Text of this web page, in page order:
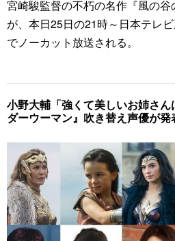
宮崎駿監督の不朽の名作『風の谷
が、本日25日の21時～日本テレ
でノーカット放送される。
小野大輔「強くて美しいお姉さ
ダーウーマン』吹き替え声優が発